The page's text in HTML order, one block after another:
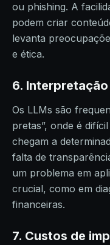
ou phishing. A
podem criar
levanta
e ética.
6.
Os LLMs são
pretas”, onde é
chegam a
falta de
um problema em
crucial, como em
financeiras.
7. Custos de